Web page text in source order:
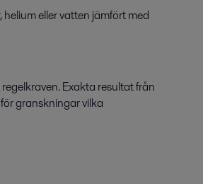
eller vatten jämfört med
Exakta resultat från
granskningar vilka